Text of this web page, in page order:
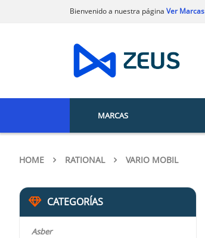
Bienvenido a nuestra página Ver Marcas
MARCAS
HOME RATIONAL VARIO MOBIL
CATEGORÍAS
Asber